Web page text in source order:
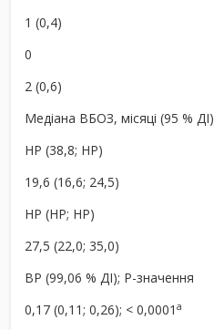
1 (0,4)
0
2 (0,6)
Медіана ВБОЗ, місяці (95 % ДІ)
НР (38,8; НР)
19,6 (16,6; 24,5)
НР (НР; НР)
27,5 (22,0; 35,0)
ВР (99,06 % ДІ); P-значення
0,17 (0,11; 0,26); < 0,0001 a